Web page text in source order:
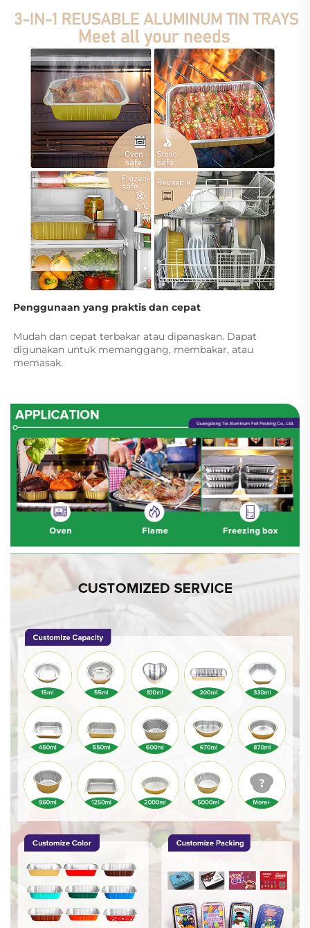
Penggunaan yang praktis dan cepat
Mudah dan cepat terbakar atau dipanaskan. Dapat
digunakan untuk memanggang, membakar, atau
memasak.